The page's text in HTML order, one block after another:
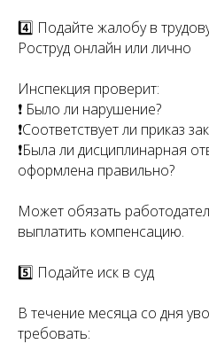
4️⃣ Подайте жалобу в
Роструд онлайн или лично
Инспекция проверит:
❗ Было ли нарушение?
❗Соответствует ли приказ
❗Была ли дисциплинарная
оформлена правильно?
Может обязать
выплатить компенсацию.
5️⃣ Подайте иск в суд
В течение месяца со дня
требовать: